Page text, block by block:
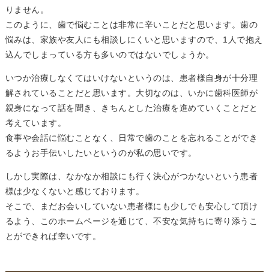
りません。
このように、歯で悩むことは非常に辛いことだと思います。歯の
悩みは、家族や友人にも相談しにくいと思いますので、1人で抱え
込んでしまっている方も多いのではないでしょうか。
いつか治療しなくてはいけないというのは、患者様自身が十分理
解されていることだと思います。大切なのは、いかに歯科医師が
親身になって話を聞き、きちんとした治療を進めていくことだと
考えています。
食事や会話に悩むことなく、日常で歯のことを忘れることができ
るようお手伝いしたいというのが私の思いです。
しかし実際は、なかなか相談にも行く決心がつかないという患者
様は少なくないと感じております。
そこで、まだお会いしていない患者様にも少しでも安心して頂け
るよう、このホームページを通じて、不安な気持ちに寄り添うこ
とができれば幸いです。